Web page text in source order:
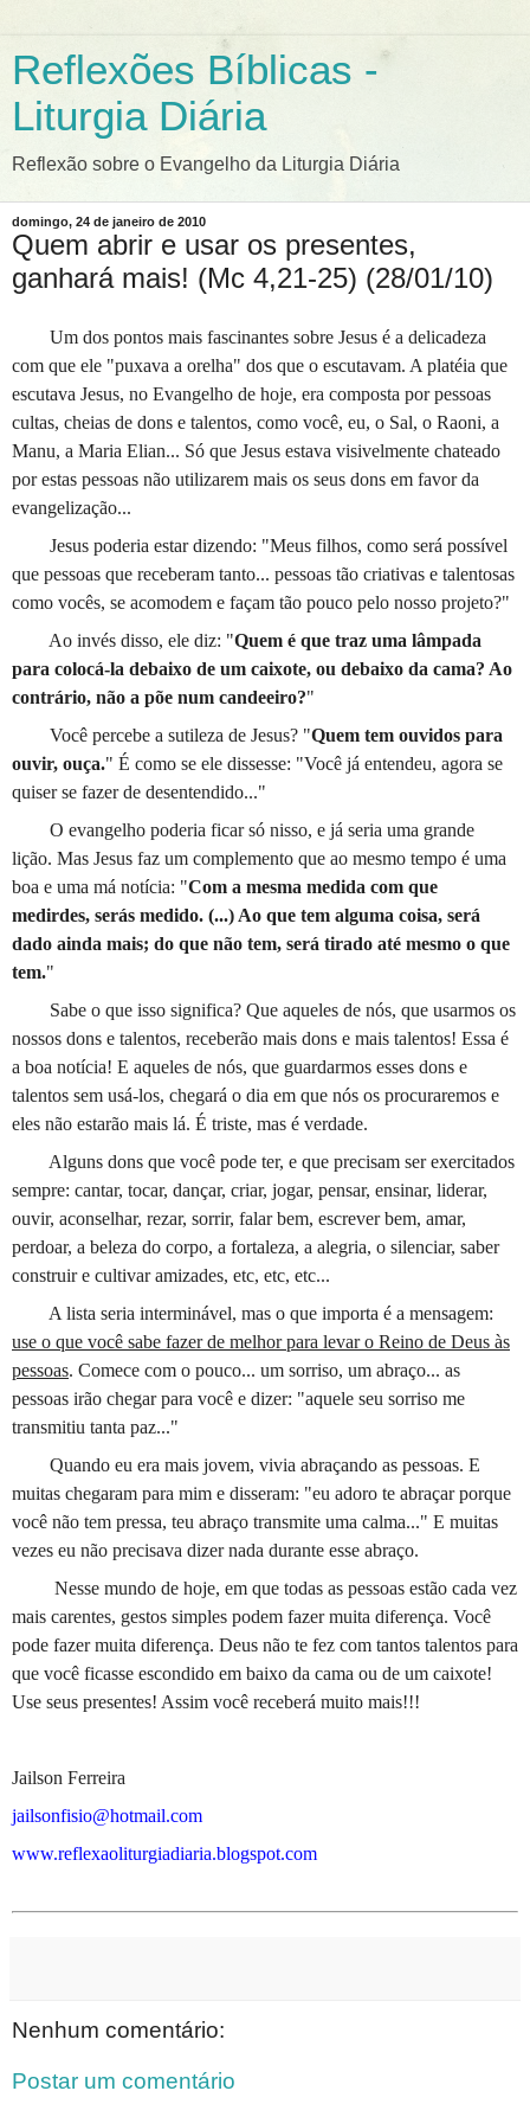
Reflexões Bíblicas -
Liturgia Diária
Reflexão sobre o Evangelho da Liturgia Diária
domingo, 24 de janeiro de 2010
Quem abrir e usar os presentes,
ganhará mais! (Mc 4,21-25) (28/01/10)
Um dos pontos mais fascinantes sobre Jesus é a delicadeza
com que ele "puxava a orelha" dos que o escutavam. A platéia que
escutava Jesus, no Evangelho de hoje, era composta por pessoas
cultas, cheias de dons e talentos, como você, eu, o Sal, o Raoni, a
Manu, a Maria Elian... Só que Jesus estava visivelmente chateado
por estas pessoas não utilizarem mais os seus dons em favor da
evangelização...
Jesus poderia estar dizendo: "Meus filhos, como será possível
que pessoas que receberam tanto... pessoas tão criativas e talentosas
como vocês, se acomodem e façam tão pouco pelo nosso projeto?"
Ao invés disso, ele diz: "Quem é que traz uma lâmpada
para colocá-la debaixo de um caixote, ou debaixo da cama? Ao
contrário, não a põe num candeeiro?"
Você percebe a sutileza de Jesus? "Quem tem ouvidos para
ouvir, ouça." É como se ele dissesse: "Você já entendeu, agora se
quiser se fazer de desentendido..."
O evangelho poderia ficar só nisso, e já seria uma grande
lição. Mas Jesus faz um complemento que ao mesmo tempo é uma
boa e uma má notícia: "Com a mesma medida com que
medirdes, serás medido. (...) Ao que tem alguma coisa, será
dado ainda mais; do que não tem, será tirado até mesmo o que
tem."
Sabe o que isso significa? Que aqueles de nós, que usarmos os
nossos dons e talentos, receberão mais dons e mais talentos! Essa é
a boa notícia! E aqueles de nós, que guardarmos esses dons e
talentos sem usá-los, chegará o dia em que nós os procuraremos e
eles não estarão mais lá. É triste, mas é verdade.
Alguns dons que você pode ter, e que precisam ser exercitados
sempre: cantar, tocar, dançar, criar, jogar, pensar, ensinar, liderar,
ouvir, aconselhar, rezar, sorrir, falar bem, escrever bem, amar,
perdoar, a beleza do corpo, a fortaleza, a alegria, o silenciar, saber
construir e cultivar amizades, etc, etc, etc...
A lista seria interminável, mas o que importa é a mensagem:
use o que você sabe fazer de melhor para levar o Reino de Deus às
pessoas. Comece com o pouco... um sorriso, um abraço... as
pessoas irão chegar para você e dizer: "aquele seu sorriso me
transmitiu tanta paz..."
Quando eu era mais jovem, vivia abraçando as pessoas. E
muitas chegaram para mim e disseram: "eu adoro te abraçar porque
você não tem pressa, teu abraço transmite uma calma..." E muitas
vezes eu não precisava dizer nada durante esse abraço.
Nesse mundo de hoje, em que todas as pessoas estão cada vez
mais carentes, gestos simples podem fazer muita diferença. Você
pode fazer muita diferença. Deus não te fez com tantos talentos para
que você ficasse escondido em baixo da cama ou de um caixote!
Use seus presentes! Assim você receberá muito mais!!!
Jailson Ferreira
jailsonfisio@hotmail.com
www.reflexaoliturgiadiaria.blogspot.com
Nenhum comentário:
Postar um comentário